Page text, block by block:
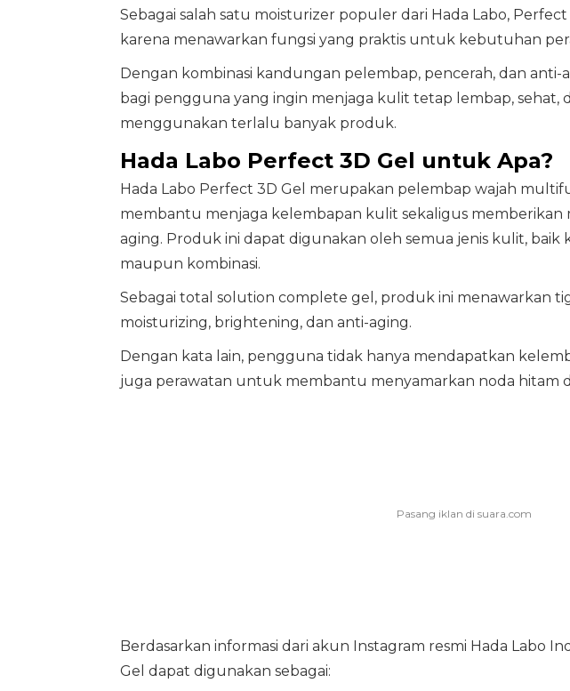
Sebagai salah satu moisturizer populer dari Hada Labo,
karena menawarkan fungsi yang praktis untuk kebutuhan
Dengan kombinasi kandungan pelembap, pencerah, dan anti-
bagi pengguna yang ingin menjaga kulit tetap lembap, sehat,
menggunakan terlalu banyak produk.
Hada Labo Perfect 3D Gel untuk Apa?
Hada Labo Perfect 3D Gel merupakan pelembap wajah
membantu menjaga kelembapan kulit sekaligus memberikan
aging. Produk ini dapat digunakan oleh semua jenis kulit, baik
maupun kombinasi.
Sebagai total solution complete gel, produk ini menawarkan
moisturizing, brightening, dan anti-aging.
Dengan kata lain, pengguna tidak hanya mendapatkan
juga perawatan untuk membantu menyamarkan noda hitam
Berdasarkan informasi dari akun Instagram resmi Hada Labo
Gel dapat digunakan sebagai: